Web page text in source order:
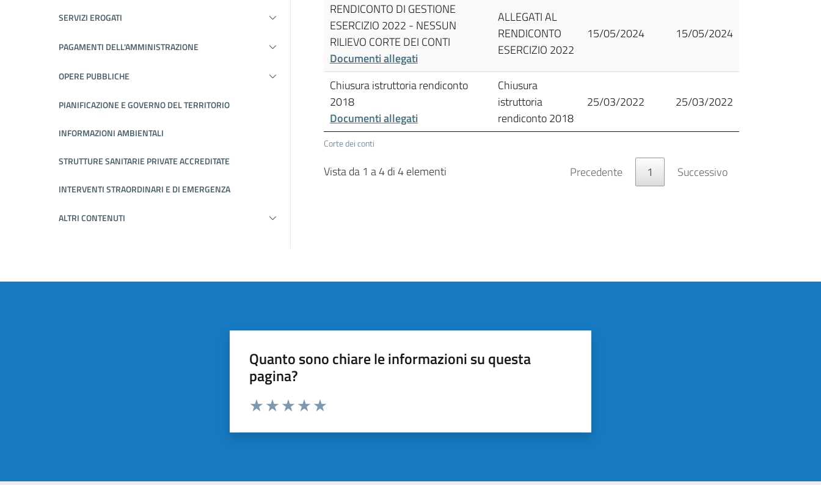
SERVIZI EROGATI
PAGAMENTI DELL'AMMINISTRAZIONE
OPERE PUBBLICHE
PIANIFICAZIONE E GOVERNO DEL TERRITORIO
INFORMAZIONI AMBIENTALI
STRUTTURE SANITARIE PRIVATE ACCREDITATE
INTERVENTI STRAORDINARI E DI EMERGENZA
ALTRI CONTENUTI
Corte dei conti
RENDICONTO DI GESTIONE
ESERCIZIO 2022 - NESSUN
RILIEVO CORTE DEI CONTI
Documenti allegati
ALLEGATI AL
RENDICONTO
ESERCIZIO 2022
15/05/2024 15/05/2024
Chiusura istruttoria rendiconto
2018
Documenti allegati
Chiusura
istruttoria
rendiconto 2018
25/03/2022 25/03/2022
Vista da 1 a 4 di 4 elementi Precedente 1 Successivo
Quanto sono chiare le informazioni su questa
pagina?
Valuta da 1 a 5 stelle la pagina